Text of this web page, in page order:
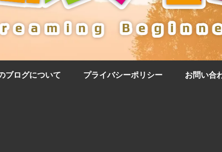
ブログについて プライバシーポリシー お問い合